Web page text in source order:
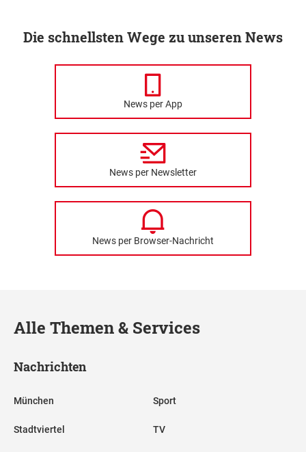
Die schnellsten Wege zu unseren News
News per App
News per Newsletter
News per Browser-Nachricht
Alle Themen & Services
Nachrichten
München
Stadtviertel
Sport
TV